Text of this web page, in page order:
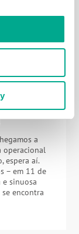
do que
Claro,
a
operacional
espera aí.
– em 11 de
sinuosa
encontra